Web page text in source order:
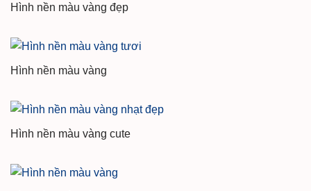
Hình nền màu vàng đẹp
Hình nền màu vàng
Hình nền màu vàng cute